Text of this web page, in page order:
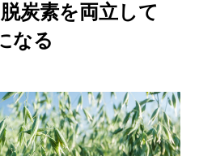
炭素を両立して
なる